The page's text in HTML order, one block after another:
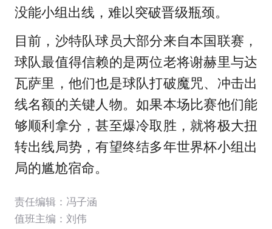
没能小组出线，难以突破晋级瓶颈。
目前，沙特队球员大部分来自本国联赛，
球队最值得信赖的是两位老将谢赫里与达
瓦萨里，他们也是球队打破魔咒、冲击出
线名额的关键人物。如果本场比赛他们能
够顺利拿分，甚至爆冷取胜，就将极大扭
转出线局势，有望终结多年世界杯小组出
局的尴尬宿命。
责任编辑：冯子涵
值班主编： 刘伟